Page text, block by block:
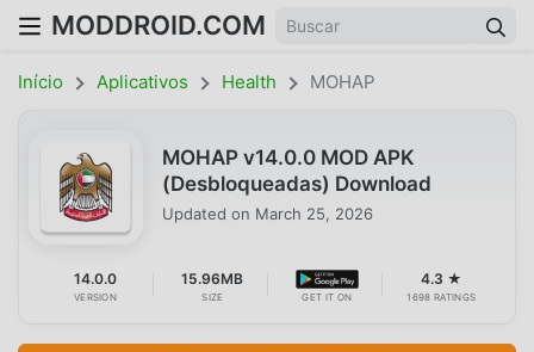
MODDROID.COM
Início Aplicativos Health MOHAP
MOHAP v14.0.0 MOD APK
(Desbloqueadas) Download
Updated on March 25, 2026
14.0.0
VERSION
15.96MB
SIZE GET IT ON
4.3 ★
1698 RATINGS